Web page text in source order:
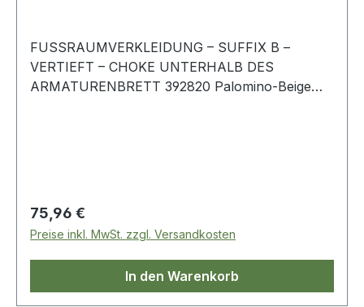
FUSSRAUMVERKLEIDUNG – SUFFIX B –
VERTIEFT – CHOKE UNTERHALB DES
ARMATURENBRETT 392820 Palomino-Beige
Regulärer Preis:
75,96 €
Preise inkl. MwSt. zzgl. Versandkosten
In den Warenkorb